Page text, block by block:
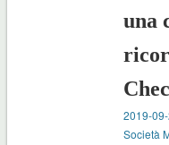
una
2019-
Società